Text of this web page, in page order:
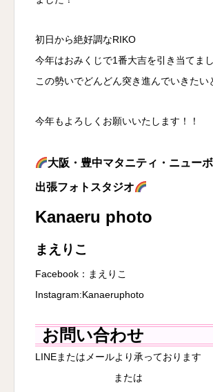
初日から絶好調なRIKO
今年はおみくじで1番大吉を引き当てま
この勢いでどんどん突き進んでいきたい
今年もよろしくお願いいたします！！
大阪・豊中マタニティ・ニュー
出張フォトスタジオ
Kanaeru photo
まえりこ
Facebook： まえりこ
Instagram:Kanaeruphoto
お問い合わせ
LINEまたはメールより承っております
または